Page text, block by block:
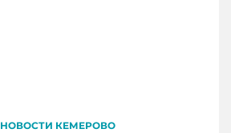
НОВОСТИ КЕМЕРОВО